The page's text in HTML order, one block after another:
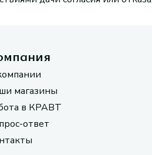
магазины
в КРАВТ
ответ